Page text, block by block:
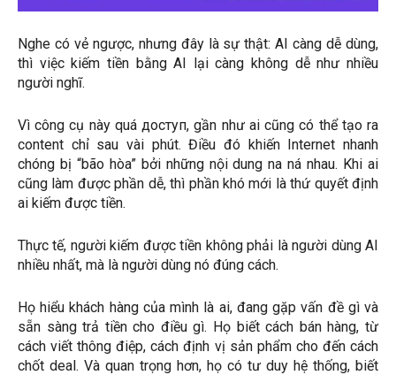
Nghe có vẻ ngược, nhưng đây là sự thật: AI càng dễ dùng,
thì việc kiếm tiền bằng AI lại càng không dễ như nhiều
người nghĩ.
Vì công cụ này quá доступ, gần như ai cũng có thể tạo ra
content chỉ sau vài phút. Điều đó khiến Internet nhanh
chóng bị “bão hòa” bởi những nội dung na ná nhau. Khi ai
cũng làm được phần dễ, thì phần khó mới là thứ quyết định
ai kiếm được tiền.
Thực tế, người kiếm được tiền không phải là người dùng AI
nhiều nhất, mà là người dùng nó đúng cách.
Họ hiểu khách hàng của mình là ai, đang gặp vấn đề gì và
sẵn sàng trả tiền cho điều gì. Họ biết cách bán hàng, từ
cách viết thông điệp, cách định vị sản phẩm cho đến cách
chốt deal. Và quan trọng hơn, họ có tư duy hệ thống, biết